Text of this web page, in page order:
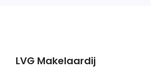
LVG Makelaardij